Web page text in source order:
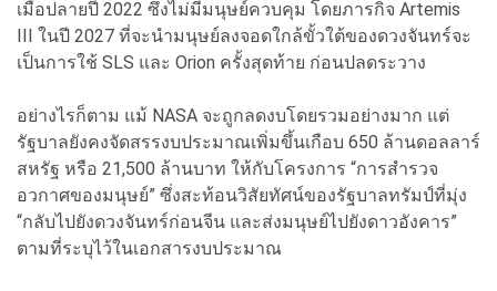
เมื่อปลายปี 2022 ซึ่งไม่มีมนุษย์ควบคุม โดยภารกิจ Artemis
III ในปี 2027 ที่จะนำมนุษย์ลงจอดใกล้ขั้วใต้ของดวงจันทร์จะ
เป็นการใช้ SLS และ Orion ครั้งสุดท้าย ก่อนปลดระวาง
อย่างไรก็ตาม แม้ NASA จะถูกลดงบโดยรวมอย่างมาก แต่
รัฐบาลยังคงจัดสรรงบประมาณเพิ่มขึ้นเกือบ 650 ล้านดอลลาร์
สหรัฐ หรือ 21,500 ล้านบาท ให้กับโครงการ “การสำรวจ
อวกาศของมนุษย์” ซึ่งสะท้อนวิสัยทัศน์ของรัฐบาลทรัมป์ที่มุ่ง
“กลับไปยังดวงจันทร์ก่อนจีน และส่งมนุษย์ไปยังดาวอังคาร”
ตามที่ระบุไว้ในเอกสารงบประมาณ